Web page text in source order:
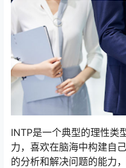
INTP是一个典型的理性类
力，喜欢在脑海中构建自
的分析和解决问题的能力